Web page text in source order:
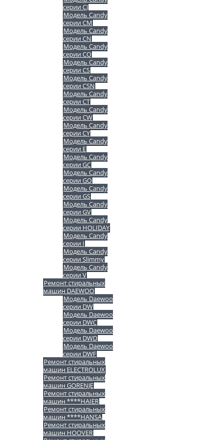
серии CJ
Модель Candy
серии CM
Модель Candy
серии CN
Модель Candy
серии CO
Модель Candy
серии CS
Модель Candy
серии CSN
Модель Candy
серии CT
Модель Candy
серии CW
Модель Candy
серии CY
Модель Candy
серии E
Модель Candy
серии GC
Модель Candy
серии GO
Модель Candy
серии GS
Модель Candy
серии GV
Модель Candy
серии HOLIDAY
Модель Candy
серии I
Модель Candy
серии Slimmy
Модель Candy
серии V
Ремонт стиральных
машин DAEWOO
Модель Daewoo
серии DW
Модель Daewoo
серии DWC
Модель Daewoo
серии DWD
Модель Daewoo
серии DWF
Ремонт стиральных
машин ELECTROLUX
Ремонт стиральных
машин GORENJE
Ремонт стиральных
машин ****HAIER
Ремонт стиральных
машин ****HANSA
Ремонт стиральных
машин HOOVER